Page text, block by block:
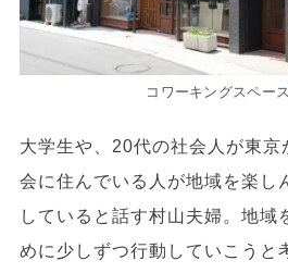
コワーキングスペー
大学生や、20代の社会人が東
会に住んでいる人が地域を楽し
していると話す村山夫婦。地域
めに少しずつ行動していこうと